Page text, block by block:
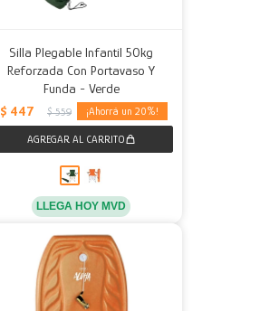
Silla Plegable Infantil 50kg
Reforzada Con Portavaso Y
Funda - Verde
$ 447 $ 559 20
LLEGA HOY MVD